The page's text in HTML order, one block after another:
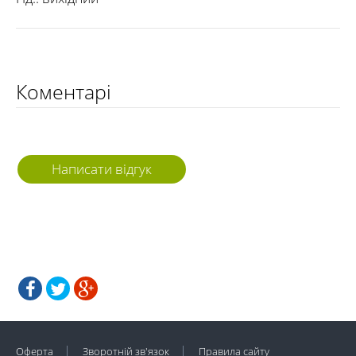
Коментарі
Написати відгук
Оферта Зворотній зв'язок Правила сайту